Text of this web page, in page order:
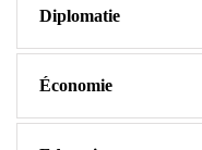
Diplomatie
Économie